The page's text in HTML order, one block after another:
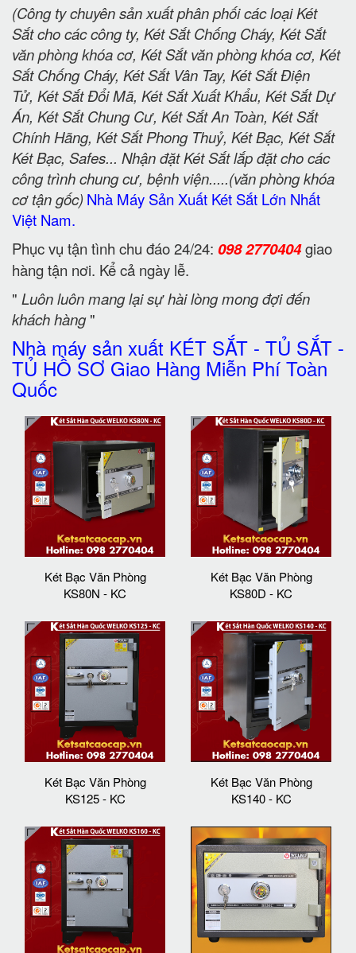
(Công ty chuyên sản xuất phân phối các loại Két
Sắt cho các công ty, Két Sắt Chống Cháy, Két Sắt
văn phòng khóa cơ, Két Sắt văn phòng khóa cơ, Két
Sắt Chống Cháy, Két Sắt Vân Tay, Két Sắt Điện
Tử, Két Sắt Đổi Mã, Két Sắt Xuất Khẩu, Két Sắt Dự
Án, Két Sắt Chung Cư, Két Sắt An Toàn, Két Sắt
Chính Hãng, Két Sắt Phong Thuỷ, Két Bạc, Két Sắt
Két Bạc, Safes... Nhận đặt Két Sắt lắp đặt cho các
công trình chung cư, bệnh viện.....(văn phòng khóa
cơ tận gốc) Nhà Máy Sản Xuất Két Sắt Lớn Nhất
Việt Nam.
Phục vụ tận tình chu đáo 24/24: 098 2770404giao
hàng tận nơi. Kể cả ngày lễ.
" Luôn luôn mang lại sự hài lòng mong đợi đến
khách hàng"
Nhà máy sản xuất KÉT SẮT - TỦ SẮT -
TỦ HỒ SƠ Giao Hàng Miễn Phí Toàn
Quốc
Két Bạc Văn Phòng
KS80N - KC
Két Bạc Văn Phòng
KS80D - KC
Két Bạc Văn Phòng
KS125 - KC
Két Bạc Văn Phòng
KS140 - KC